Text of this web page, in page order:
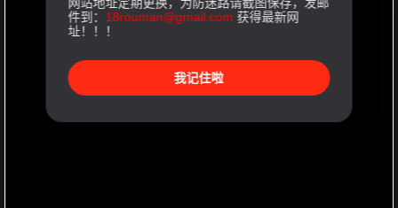
件到： 18rouman@gmail.com 获得最新网
址！！！
我记住啦